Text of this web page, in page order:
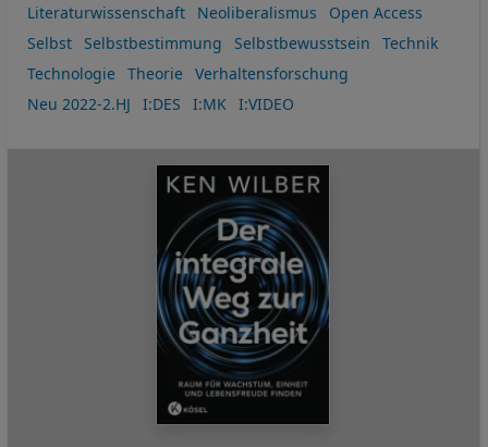
Literaturwissenschaft
Neoliberalismus
Open Access
Selbst
Selbstbestimmung Selbstbewusstsein
Technik
Technologie
Theorie
Verhaltensforschung
Neu 2022-2.HJ
I:DES I:MK I:VIDEO